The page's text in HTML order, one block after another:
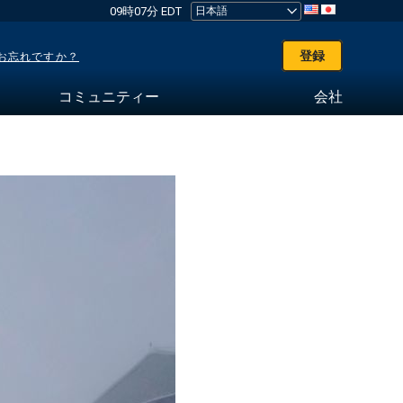
09時07分 EDT
忘れですか？ 登録
コミュニティー 会社